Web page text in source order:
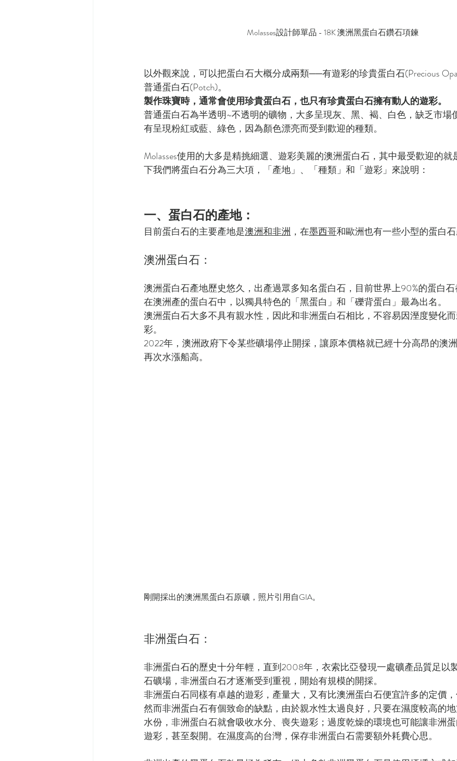
Molasses設計師單品 - 18K 澳洲黑蛋白石鑽石項鍊
以外觀來說，可以把蛋白石大概分成兩類──有遊彩的珍貴蛋白石(Precious
普通蛋白石(Potch)。
製作珠寶時，通常會使用珍貴蛋白石，也只有珍貴蛋白石擁有動人的遊彩。
普通蛋白石為半透明~不透明的礦物，大多呈現灰、黑、褐、白色，缺乏市場
有呈現粉紅或藍、綠色，因為顏色漂亮而受到歡迎的種類。
Molasses使用的大多是精挑細選、遊彩美麗的澳洲蛋白石，其中最受歡迎的
下我們將蛋白石分為三大項，「產地」、「種類」和「遊彩」來說明：
一、蛋白石的產地：
目前蛋白石的主要產地是澳洲和非洲 ，在墨西哥和歐洲也有一些小型的蛋白石
澳洲蛋白石：
澳洲蛋白石產地歷史悠久，出產過眾多知名蛋白石，目前世界上90%的蛋白石
在澳洲產的蛋白石中，以獨具特色的「黑蛋白」和「礫背蛋白」最為出名。
澳洲蛋白石大多不具有親水性，因此和非洲蛋白石相比，不容易因溼度變化
彩。
2022年，澳洲政府下令某些礦場停止開採，讓原本價格就已經十分高昂的澳
再次水漲船高。
剛開採出的澳洲黑蛋白石原礦，照片引用自GIA。
非洲蛋白石：
非洲蛋白石的歷史十分年輕，直到2008年，衣索比亞發現一處礦產品質足以
石礦場，非洲蛋白石才逐漸受到重視，開始有規模的開採。
非洲蛋白石同樣有卓越的遊彩，產量大，又有比澳洲蛋白石便宜許多的定價，
然而非洲蛋白石有個致命的缺點，由於親水性太過良好，只要在濕度較高的
水份，非洲蛋白石就會吸收水分、喪失遊彩；過度乾燥的環境也可能讓非洲
遊彩，甚至裂開。在濕度高的台灣，保存非洲蛋白石需要額外耗費心思。